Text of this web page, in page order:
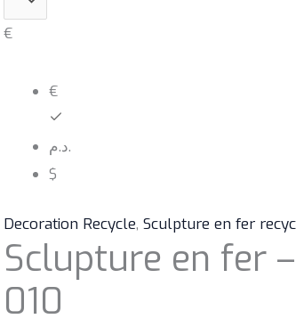
€
€
د.م.
$
Decoration Recycle,Sculpture en fer
Sclupture en fer
010